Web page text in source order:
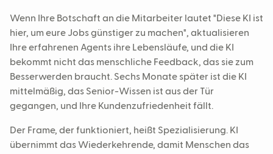
Wenn Ihre Botschaft an die Mitarbeiter lautet "Diese KI ist
hier, um eure Jobs günstiger zu machen", aktualisieren
Ihre erfahrenen Agents ihre Lebensläufe, und die KI
bekommt nicht das menschliche Feedback, das sie zum
Besserwerden braucht. Sechs Monate später ist die KI
mittelmäßig, das Senior-Wissen ist aus der Tür
gegangen, und Ihre Kundenzufriedenheit fällt.
Der Frame, der funktioniert, heißt Spezialisierung. KI
übernimmt das Wiederkehrende, damit Menschen das